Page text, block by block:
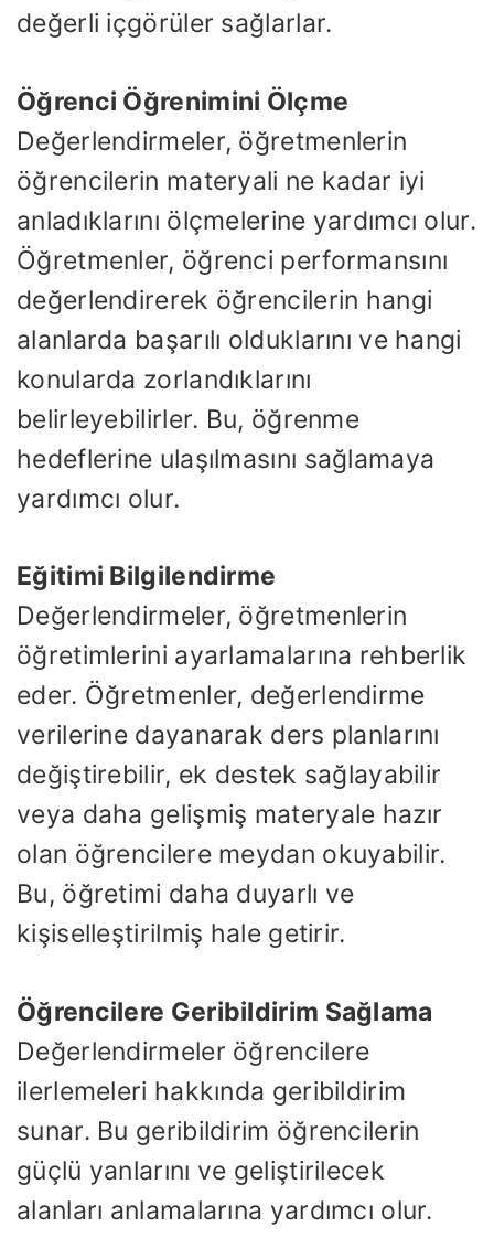
değerli içgörüler sağlarlar.
Öğrenci Öğrenimini Ölçme
Değerlendirmeler, öğretmenlerin
öğrencilerin materyali ne kadar iyi
anladıklarını ölçmelerine yardımcı olur.
Öğretmenler, öğrenci performansını
değerlendirerek öğrencilerin hangi
alanlarda başarılı olduklarını ve hangi
konularda zorlandıklarını
belirleyebilirler. Bu, öğrenme
hedeflerine ulaşılmasını sağlamaya
yardımcı olur.
Eğitimi Bilgilendirme
Değerlendirmeler, öğretmenlerin
öğretimlerini ayarlamalarına rehberlik
eder. Öğretmenler, değerlendirme
verilerine dayanarak ders planlarını
değiştirebilir, ek destek sağlayabilir
veya daha gelişmiş materyale hazır
olan öğrencilere meydan okuyabilir.
Bu, öğretimi daha duyarlı ve
kişiselleştirilmiş hale getirir.
Öğrencilere Geribildirim Sağlama
Değerlendirmeler öğrencilere
ilerlemeleri hakkında geribildirim
sunar. Bu geribildirim öğrencilerin
güçlü yanlarını ve geliştirilecek
alanları anlamalarına yardımcı olur.